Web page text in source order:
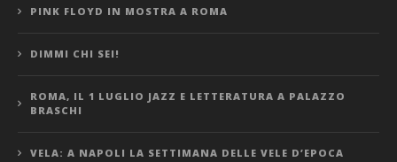
PINK FLOYD IN MOSTRA A ROMA
DIMMI CHI SEI!
ROMA, IL 1 LUGLIO JAZZ E LETTERATURA A PALAZZO
BRASCHI
VELA: A NAPOLI LA SETTIMANA DELLE VELE D’EPOCA